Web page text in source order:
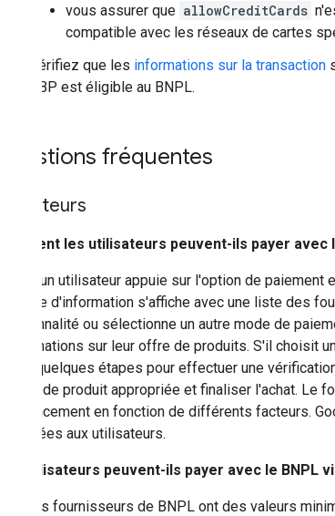
vous assurer que allowCreditCards
compatible avec les réseaux de cartes
Vérifiez que les informations sur la transaction
GBP est éligible au BNPL.
Questions fréquentes
Utilisateurs
Comment les utilisateurs peuvent-ils payer
Lorsqu'un utilisateur appuie sur l'option de
bannière d'information s'affiche avec une liste des
fonctionnalité ou sélectionne un autre mode de
d'informations sur leur offre de produits. S'il choisit
suivre quelques étapes pour effectuer une
l'option de produit appropriée et finaliser l'achat.
de financement en fonction de différents facteurs.
proposées aux utilisateurs.
Les utilisateurs peuvent-ils payer avec le BNPL
Non. Les fournisseurs de BNPL ont des valeurs